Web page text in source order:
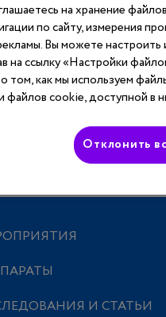
И СТАТЬИ
на хранение
по сайту, измерения
Вы можете настроить
на ссылку «Настройки
как мы используем
cookie, доступной в
Отклонить